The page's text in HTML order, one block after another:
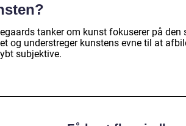
tanker om kunst fokuserer på den
og understreger kunstens evne til at
subjektive.